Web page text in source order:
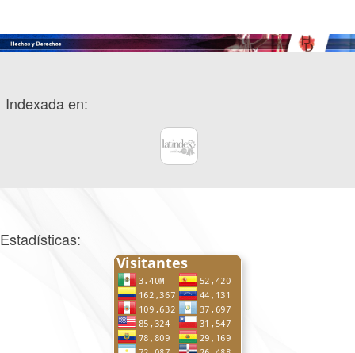
Indexada en:
Estadísticas: